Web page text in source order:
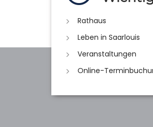
Rathaus
Leben in Saarlouis
Veranstaltungen
Online-